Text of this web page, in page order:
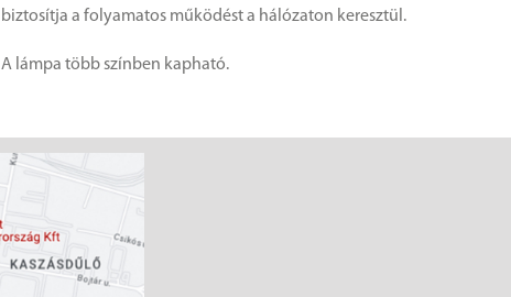
biztosítja a folyamatos működést a hálózaton keresztül.
A lámpa több színben kapható.